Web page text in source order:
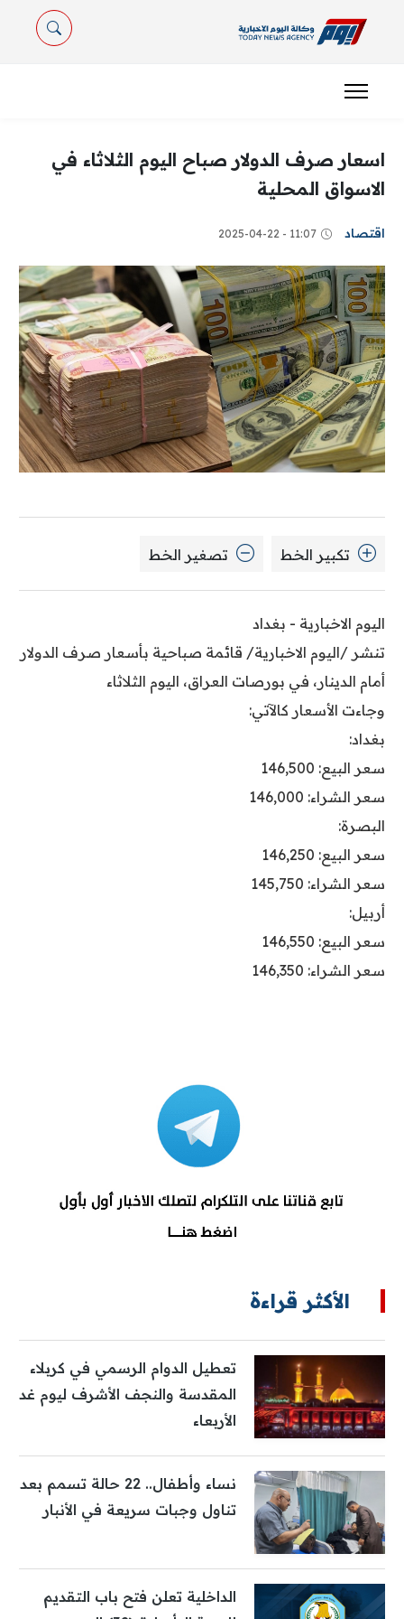
اسعار صرف الدولار صباح اليوم الثلاثاء في
الاسواق المحلية
اقتصاد 11:07 - 2025-04-22
تكبير الخط تصغير الخط
اليوم الاخبارية - بغداد
تنشر /اليوم الاخبارية/ قائمة صباحية بأسعار صرف الدولار
أمام الدينار، في بورصات العراق، اليوم الثلاثاء
وجاءت الأسعار كالآتي:
بغداد:
سعر البيع: 146,500
سعر الشراء: 146,000
البصرة:
سعر البيع: 146,250
سعر الشراء: 145,750
أربيل:
سعر البيع: 146,550
سعر الشراء: 146,350
الأكثر قراءة
تعطيل الدوام الرسمي في كربلاء
المقدسة والنجف الأشرف ليوم غد
الأربعاء
نساء وأطفال.. 22 حالة تسمم بعد
تناول وجبات سريعة في الأنبار
الداخلية تعلن فتح باب التقديم